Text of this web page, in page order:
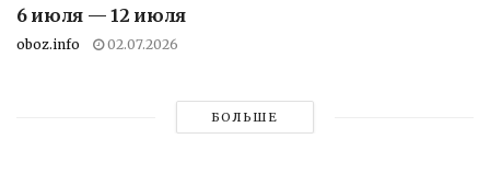
6 июля — 12 июля
oboz.info 02.07.2026
БОЛЬШЕ